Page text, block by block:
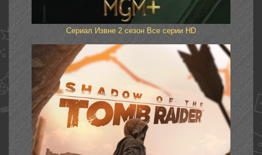
Сериал Извне 2 сезон Все серии HD